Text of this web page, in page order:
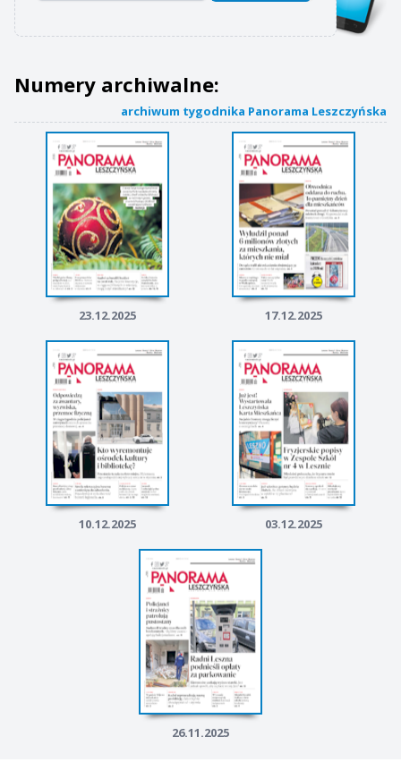
Numery archiwalne:
archiwum tygodnika Panorama Leszczyńska
23.12.2025 17.12.2025
10.12.2025 03.12.2025
26.11.2025